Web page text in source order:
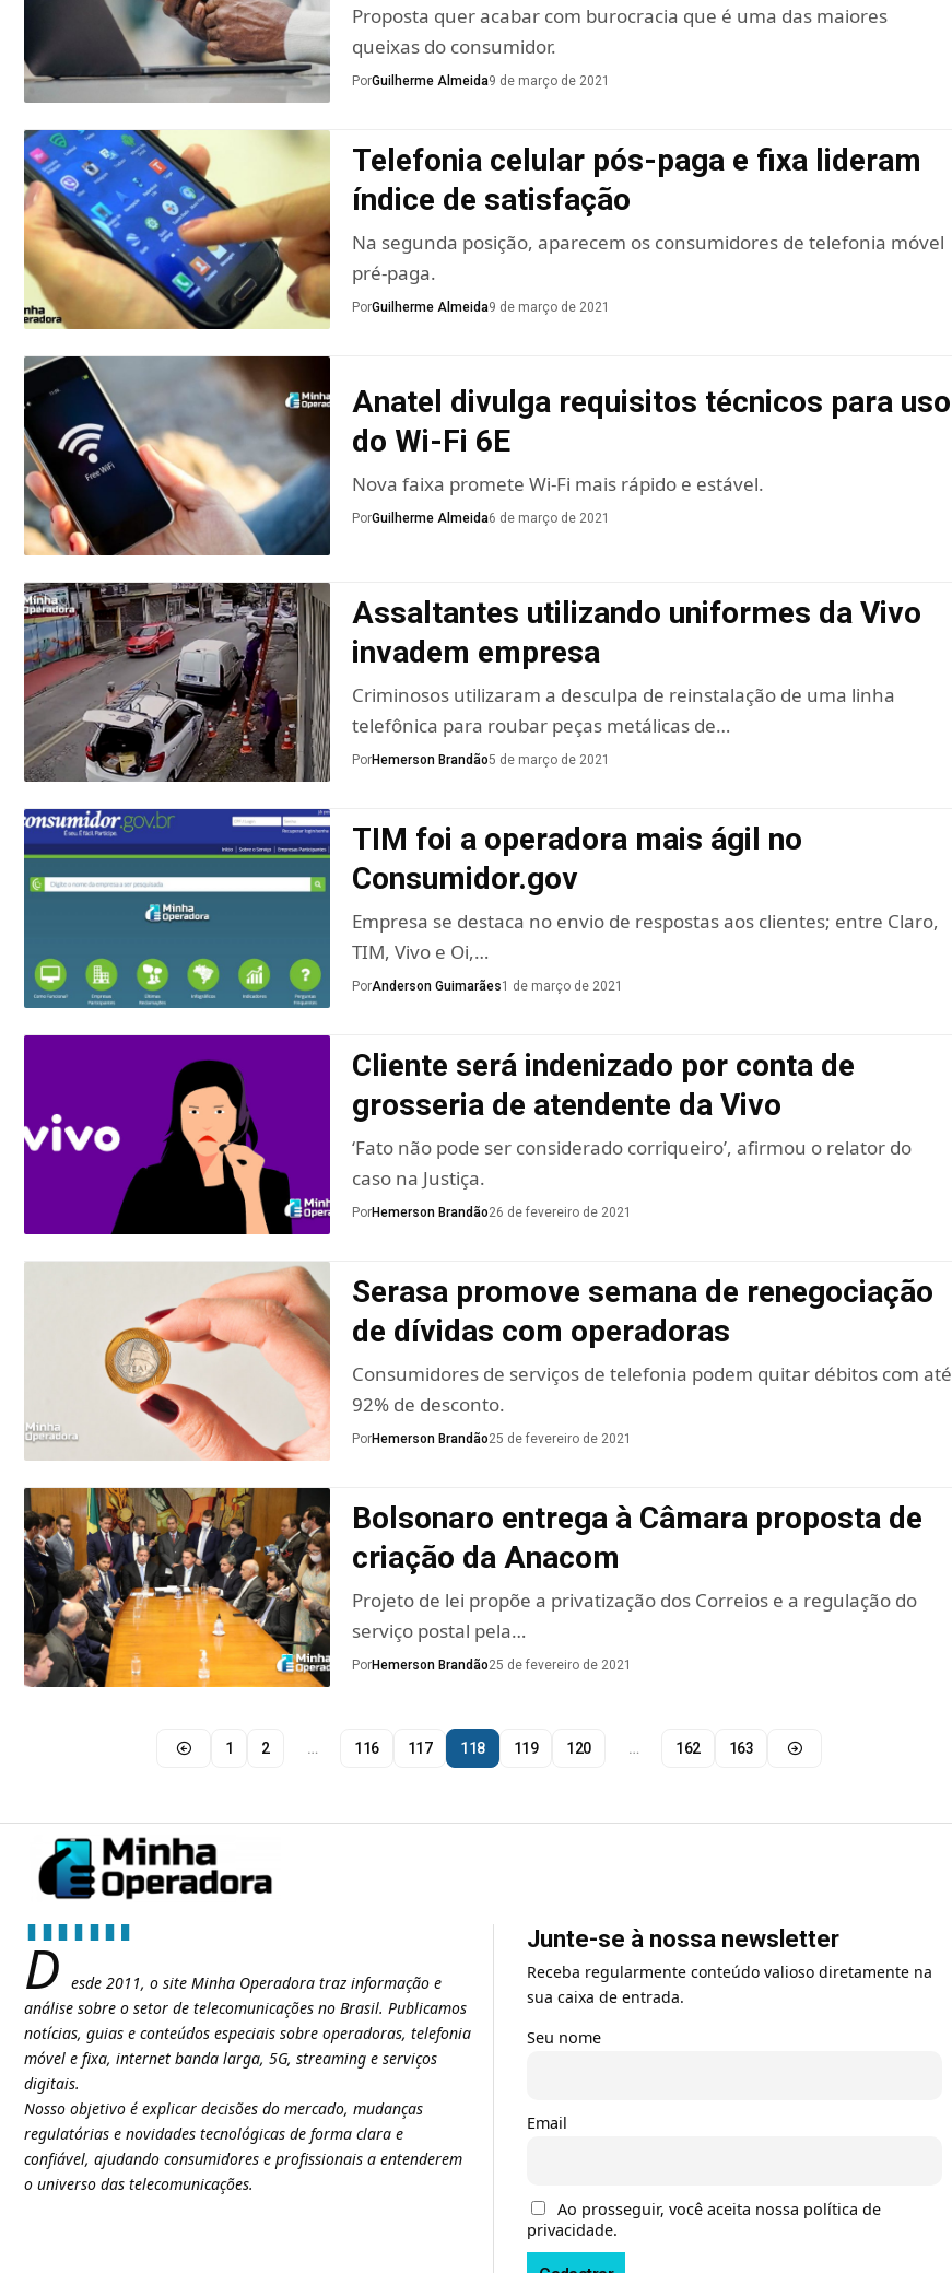
Proposta quer acabar com burocracia que é uma das maiores
queixas do consumidor.
PorGuilherme Almeida9 de março de 2021
Telefonia celular pós-paga e fixa lideram
índice de satisfação
Na segunda posição, aparecem os consumidores de telefonia móvel
pré-paga.
PorGuilherme Almeida9 de março de 2021
Anatel divulga requisitos técnicos para uso
do Wi-Fi 6E
Nova faixa promete Wi-Fi mais rápido e estável.
PorGuilherme Almeida6 de março de 2021
Assaltantes utilizando uniformes da Vivo
invadem empresa
Criminosos utilizaram a desculpa de reinstalação de uma linha
telefônica para roubar peças metálicas de…
PorHemerson Brandão5 de março de 2021
TIM foi a operadora mais ágil no
Consumidor.gov
Empresa se destaca no envio de respostas aos clientes; entre Claro,
TIM, Vivo e Oi,…
PorAnderson Guimarães1 de março de 2021
Cliente será indenizado por conta de
grosseria de atendente da Vivo
‘Fato não pode ser considerado corriqueiro’, afirmou o relator do
caso na Justiça.
PorHemerson Brandão26 de fevereiro de 2021
Serasa promove semana de renegociação
de dívidas com operadoras
Consumidores de serviços de telefonia podem quitar débitos com até
92% de desconto.
PorHemerson Brandão25 de fevereiro de 2021
Bolsonaro entrega à Câmara proposta de
criação da Anacom
Projeto de lei propõe a privatização dos Correios e a regulação do
serviço postal pela…
PorHemerson Brandão25 de fevereiro de 2021
1 2 … 116 117 118 119 120 … 162 163
D esde 2011, o site Minha Operadora traz informação e
análise sobre o setor de telecomunicações no Brasil. Publicamos
notícias, guias e conteúdos especiais sobre operadoras, telefonia
móvel e fixa, internet banda larga, 5G, streaming e serviços
digitais.
Nosso objetivo é explicar decisões do mercado, mudanças
regulatórias e novidades tecnológicas de forma clara e
confiável, ajudando consumidores e profissionais a entenderem
o universo das telecomunicações.
Junte-se à nossa newsletter
Receba regularmente conteúdo valioso diretamente na
sua caixa de entrada.
Seu nome
Email
Ao prosseguir, você aceita nossa política de
privacidade.